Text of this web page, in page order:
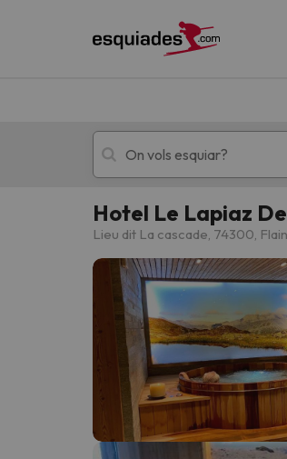
Esquí
!Vaja! No hem trobat
Hotel Le Lapiaz
Lieu dit La cascade, 74300,